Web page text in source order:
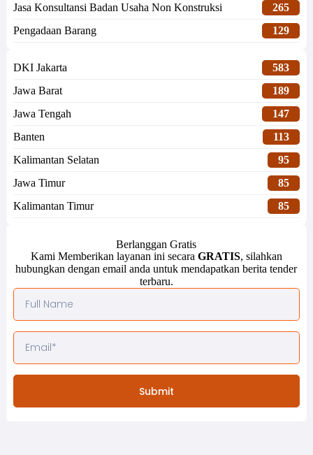
Jasa Konsultansi Badan Usaha Non Konstruksi
265
Pengadaan Barang
129
DKI Jakarta
583
Jawa Barat
189
Jawa Tengah
147
Banten
113
Kalimantan Selatan
95
Jawa Timur
85
Kalimantan Timur
85
Berlanggan Gratis
Kami Memberikan layanan ini secara GRATIS, silahkan
hubungkan dengan email anda untuk mendapatkan berita tender
terbaru.
Submit